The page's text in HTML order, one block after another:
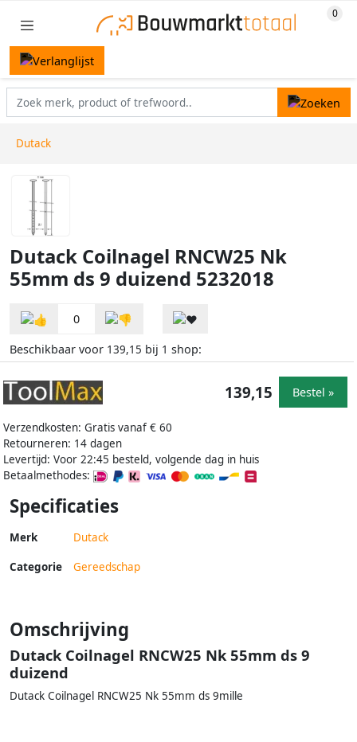
Dutack
Dutack Coilnagel RNCW25 Nk
55mm ds 9 duizend 5232018
0
Beschikbaar voor 139,15 bij 1 shop:
Verzendkosten: Gratis vanaf € 60
Retourneren: 14 dagen
Levertijd: Voor 22:45 besteld, volgende dag in huis
Betaalmethodes:
139,15 Bestel »
Specificaties
Merk Dutack
Categorie Gereedschap
Omschrijving
Dutack Coilnagel RNCW25 Nk 55mm ds 9
duizend
Dutack Coilnagel RNCW25 Nk 55mm ds 9mille